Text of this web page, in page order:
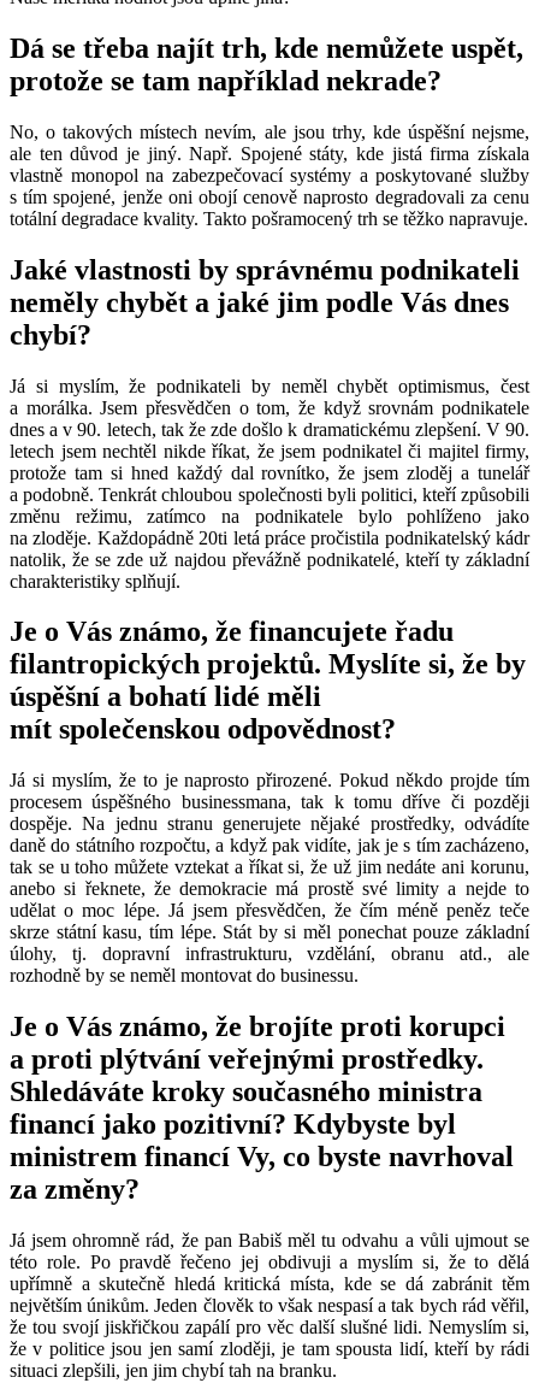
Dá se třeba najít trh, kde nemůžete uspět,
protože se tam například nekrade?
No, o takových místech nevím, ale jsou trhy, kde úspěšní nejsme,
ale ten důvod je jiný. Např. Spojené státy, kde jistá firma získala
vlastně monopol na zabezpečovací systémy a poskytované služby
s tím spojené, jenže oni obojí cenově naprosto degradovali za cenu
totální degradace kvality. Takto pošramocený trh se těžko napravuje.
Jaké vlastnosti by správnému podnikateli
neměly chybět a jaké jim podle Vás dnes
chybí?
Já si myslím, že podnikateli by neměl chybět optimismus, čest
a morálka. Jsem přesvědčen o tom, že když srovnám podnikatele
dnes a v 90. letech, tak že zde došlo k dramatickému zlepšení. V 90.
letech jsem nechtěl nikde říkat, že jsem podnikatel či majitel firmy,
protože tam si hned každý dal rovnítko, že jsem zloděj a tunelář
a podobně. Tenkrát chloubou společnosti byli politici, kteří způsobili
změnu režimu, zatímco na podnikatele bylo pohlíženo jako
na zloděje. Každopádně 20ti letá práce pročistila podnikatelský kádr
natolik, že se zde už najdou převážně podnikatelé, kteří ty základní
charakteristiky splňují.
Je o Vás známo, že financujete řadu
filantropických projektů. Myslíte si, že by
úspěšní a bohatí lidé měli
mít společenskou odpovědnost?
Já si myslím, že to je naprosto přirozené. Pokud někdo projde tím
procesem úspěšného businessmana, tak k tomu dříve či později
dospěje. Na jednu stranu generujete nějaké prostředky, odvádíte
daně do státního rozpočtu, a když pak vidíte, jak je s tím zacházeno,
tak se u toho můžete vztekat a říkat si, že už jim nedáte ani korunu,
anebo si řeknete, že demokracie má prostě své limity a nejde to
udělat o moc lépe. Já jsem přesvědčen, že čím méně peněz teče
skrze státní kasu, tím lépe. Stát by si měl ponechat pouze základní
úlohy, tj. dopravní infrastrukturu, vzdělání, obranu atd., ale
rozhodně by se neměl montovat do businessu.
Je o Vás známo, že brojíte proti korupci
a proti plýtvání veřejnými prostředky.
Shledáváte kroky současného ministra
financí jako pozitivní? Kdybyste byl
ministrem financí Vy, co byste navrhoval
za změny?
Já jsem ohromně rád, že pan Babiš měl tu odvahu a vůli ujmout se
této role. Po pravdě řečeno jej obdivuji a myslím si, že to dělá
upřímně a skutečně hledá kritická místa, kde se dá zabránit těm
největším únikům. Jeden člověk to však nespasí a tak bych rád věřil,
že tou svojí jiskřičkou zapálí pro věc další slušné lidi. Nemyslím si,
že v politice jsou jen samí zloději, je tam spousta lidí, kteří by rádi
situaci zlepšili, jen jim chybí tah na branku.